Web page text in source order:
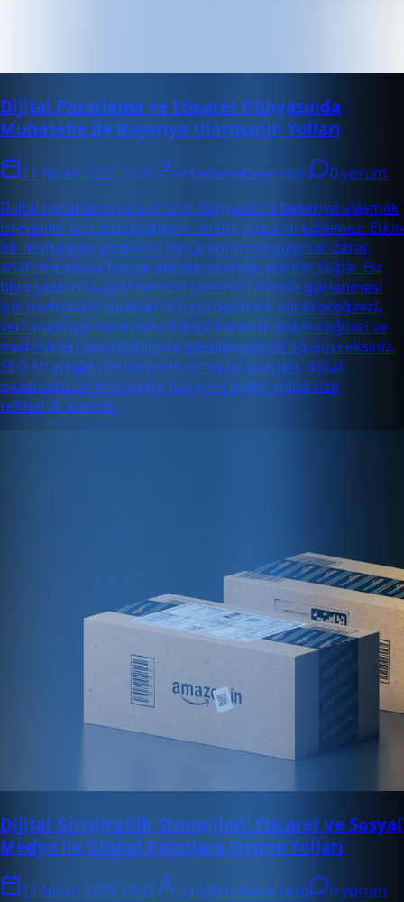
Dijital Pazarlama ve Eticaret Dünyasında
Muhasebe ile Başarıya Ulaşmanın Yolları
11 Nisan 2025 20:00 info@enabase.com
0 yorum
Dijital pazarlama ve e-ticaret dünyasında başarıya ulaşmak
isteyenler için muhasebenin önemi göz ardı edilemez. Etkin
bir muhasebe yönetimi, bütçe kontrolünden kar-zarar
analizine kadar birçok alanda stratejik avantaj sağlar. Bu
blog yazısında, işletmenizin çevrimiçi alanda güçlenmesi
için muhasebe süreçlerini nasıl optimize edebileceğinizi,
veri analiziyle nasıl daha bilinçli kararlar alabileceğinizi ve
mali riskleri nasıl minimize edebileceğinizi öğreneceksiniz.
SEO stratejileri ile harmanlanmış bu ipuçları, dijital
pazarlama ve e-ticarette başarıya giden yolda size
rehberlik edecek.
Dijital Girişimcilik Stratejileri: Eticaret ve Sosyal
Medya ile Global Pazarlara Erişme Yolları
11 Nisan 2025 19:31 info@enabase.com
0 yorum